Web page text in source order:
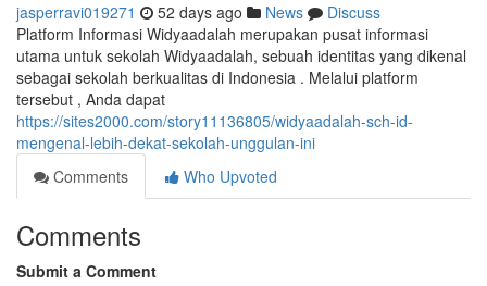
jasperravi019271 52 days ago News
Discuss
Platform Informasi Widyaadalah merupakan pusat informasi
utama untuk sekolah Widyaadalah, sebuah identitas yang dikenal
sebagai sekolah berkualitas di Indonesia . Melalui platform
tersebut , Anda dapat
https://sites2000.com/story11136805/widyaadalah-sch-id-
mengenal-lebih-dekat-sekolah-unggulan-ini
Comments
Who Upvoted
Comments
Submit a Comment